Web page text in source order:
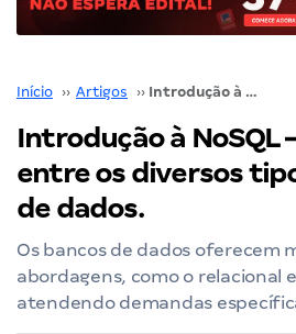
Início ›› Artigos ›› Introdução à NoSQL – Comparação entre os diversos tipos de bancos de dados.
Introdução à NoSQL
entre os diversos
de dados.
Os bancos de dados oferecem
abordagens, como o relacional
atendendo demandas